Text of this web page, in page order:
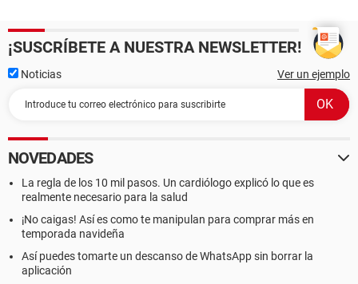
¡SUSCRÍBETE A NUESTRA NEWSLETTER!
Noticias Ver un ejemplo
NOVEDADES
La regla de los 10 mil pasos. Un cardiólogo explicó lo que es
realmente necesario para la salud
¡No caigas! Así es como te manipulan para comprar más en
temporada navideña
Así puedes tomarte un descanso de WhatsApp sin borrar la
aplicación